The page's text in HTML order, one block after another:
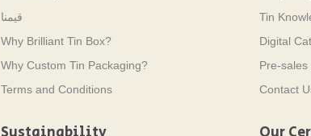
قيمنا
Why Brilliant Tin Box?
Why Custom Tin Packaging?
Terms and Conditions
Tin
Digital
Pre-
Contact